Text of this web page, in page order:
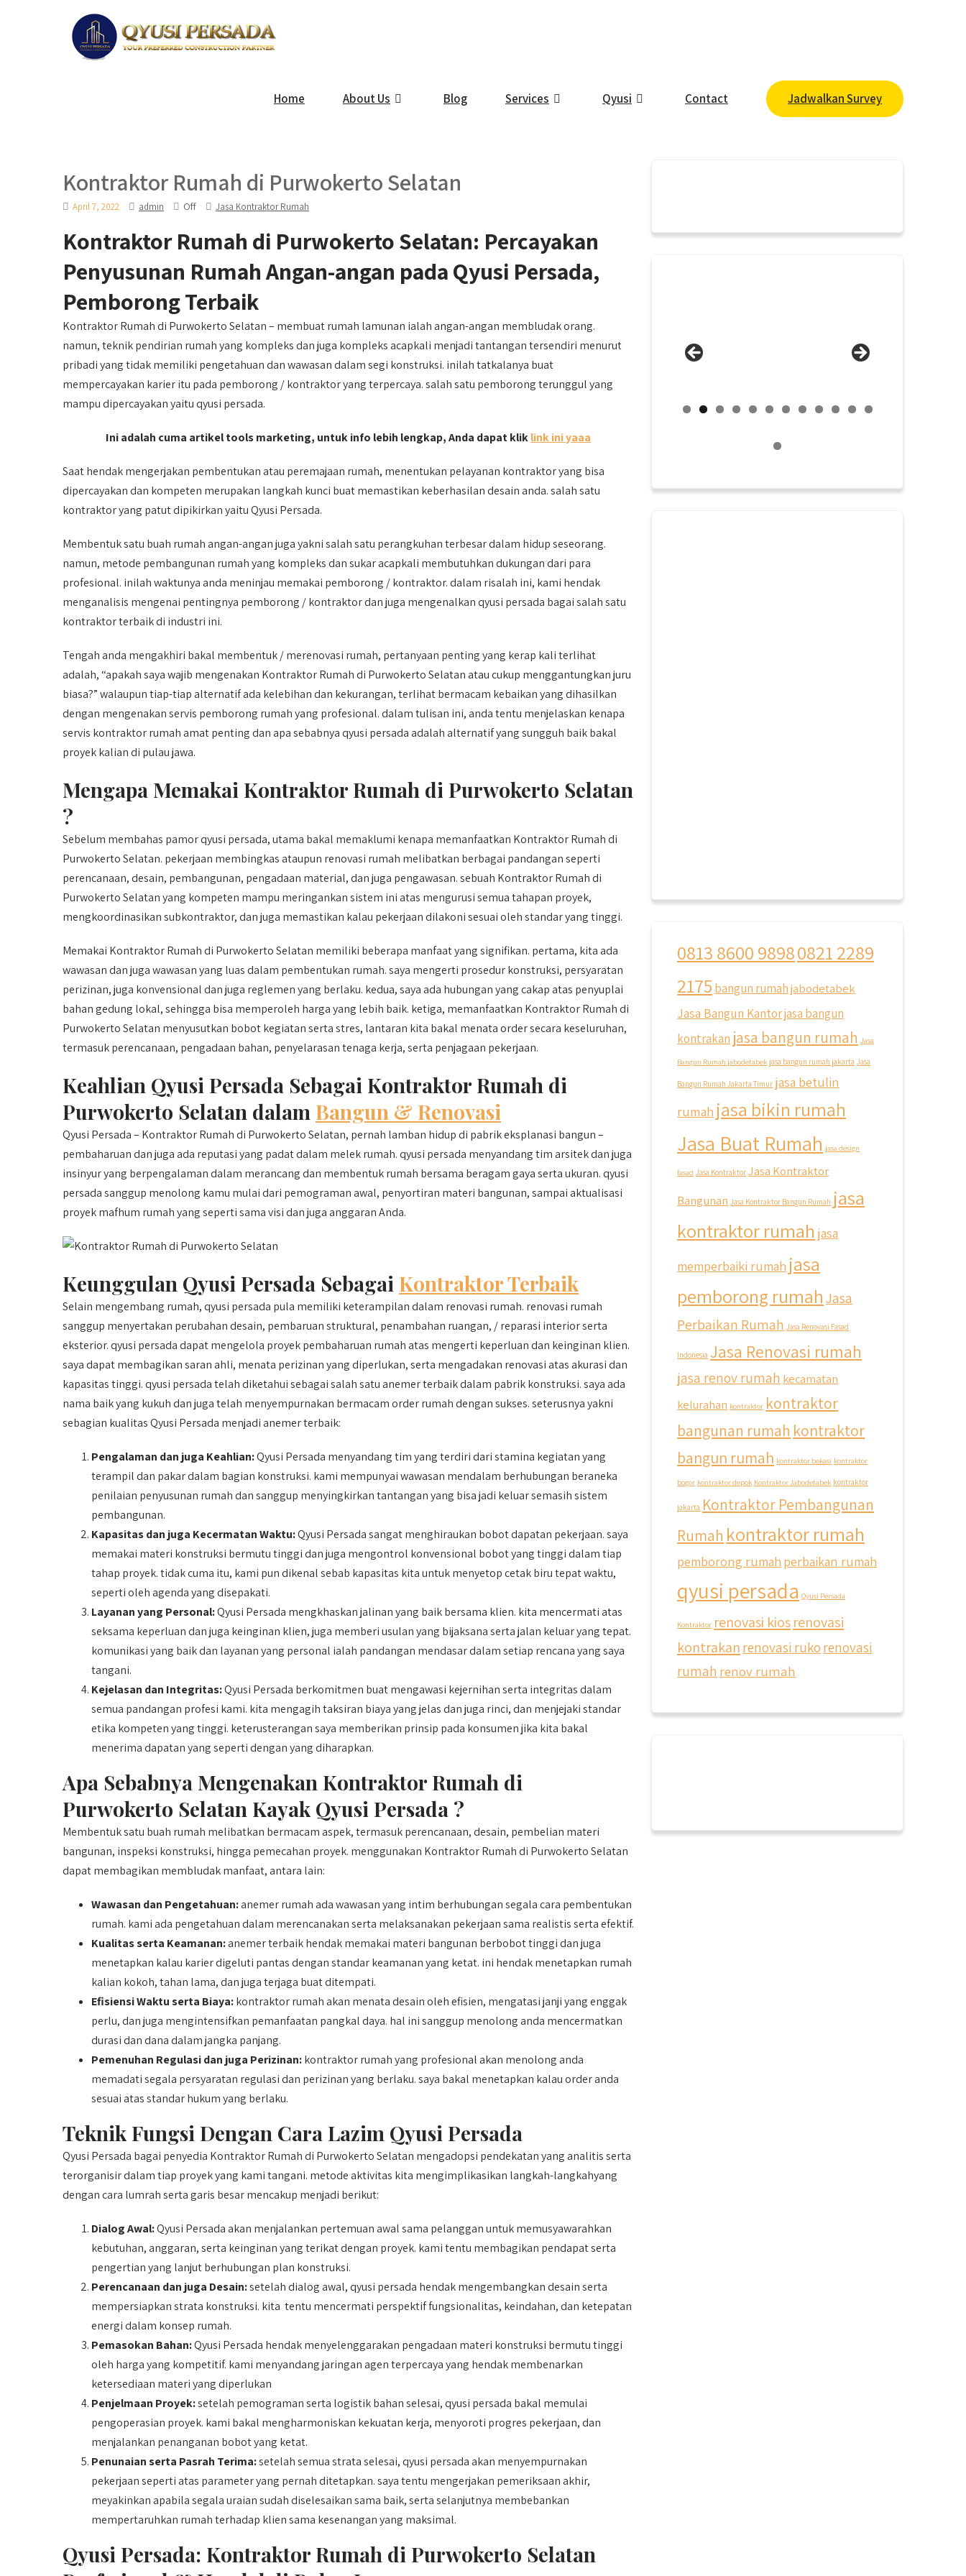
Home About Us Blog Services Qyusi Contact Jadwalkan Survey
Kontraktor Rumah di Purwokerto Selatan
April 7, 2022 admin Off Jasa Kontraktor Rumah
Kontraktor Rumah di Purwokerto Selatan: Percayakan
Penyusunan Rumah Angan-angan pada Qyusi Persada,
Pemborong Terbaik
Kontraktor Rumah di Purwokerto Selatan – membuat rumah lamunan ialah angan-angan membludak orang.
namun, teknik pendirian rumah yang kompleks dan juga kompleks acapkali menjadi tantangan tersendiri menurut
pribadi yang tidak memiliki pengetahuan dan wawasan dalam segi konstruksi. inilah tatkalanya buat
mempercayakan karier itu pada pemborong / kontraktor yang terpercaya. salah satu pemborong terunggul yang
mampu dipercayakan yaitu qyusi persada.
Ini adalah cuma artikel tools marketing, untuk info lebih lengkap, Anda dapat kliklink ini yaaa
Saat hendak mengerjakan pembentukan atau peremajaan rumah, menentukan pelayanan kontraktor yang bisa
dipercayakan dan kompeten merupakan langkah kunci buat memastikan keberhasilan desain anda. salah satu
kontraktor yang patut dipikirkan yaitu Qyusi Persada.
Membentuk satu buah rumah angan-angan juga yakni salah satu perangkuhan terbesar dalam hidup seseorang.
namun, metode pembangunan rumah yang kompleks dan sukar acapkali membutuhkan dukungan dari para
profesional. inilah waktunya anda meninjau memakai pemborong / kontraktor. dalam risalah ini, kami hendak
menganalisis mengenai pentingnya pemborong / kontraktor dan juga mengenalkan qyusi persada bagai salah satu
kontraktor terbaik di industri ini.
Tengah anda mengakhiri bakal membentuk / merenovasi rumah, pertanyaan penting yang kerap kali terlihat
adalah, “apakah saya wajib mengenakan Kontraktor Rumah di Purwokerto Selatan atau cukup menggantungkan juru
biasa?” walaupun tiap-tiap alternatif ada kelebihan dan kekurangan, terlihat bermacam kebaikan yang dihasilkan
dengan mengenakan servis pemborong rumah yang profesional. dalam tulisan ini, anda tentu menjelaskan kenapa
servis kontraktor rumah amat penting dan apa sebabnya qyusi persada adalah alternatif yang sungguh baik bakal
proyek kalian di pulau jawa.
Mengapa Memakai Kontraktor Rumah di Purwokerto Selatan
?
Sebelum membahas pamor qyusi persada, utama bakal memaklumi kenapa memanfaatkan Kontraktor Rumah di
Purwokerto Selatan. pekerjaan membingkas ataupun renovasi rumah melibatkan berbagai pandangan seperti
perencanaan, desain, pembangunan, pengadaan material, dan juga pengawasan. sebuah Kontraktor Rumah di
Purwokerto Selatan yang kompeten mampu meringankan sistem ini atas mengurusi semua tahapan proyek,
mengkoordinasikan subkontraktor, dan juga memastikan kalau pekerjaan dilakoni sesuai oleh standar yang tinggi.
Memakai Kontraktor Rumah di Purwokerto Selatan memiliki beberapa manfaat yang signifikan. pertama, kita ada
wawasan dan juga wawasan yang luas dalam pembentukan rumah. saya mengerti prosedur konstruksi, persyaratan
perizinan, juga konvensional dan juga reglemen yang berlaku. kedua, saya ada hubungan yang cakap atas penyuplai
bahan gedung lokal, sehingga bisa memperoleh harga yang lebih baik. ketiga, memanfaatkan Kontraktor Rumah di
Purwokerto Selatan menyusutkan bobot kegiatan serta stres, lantaran kita bakal menata order secara keseluruhan,
termasuk perencanaan, pengadaan bahan, penyelarasan tenaga kerja, serta penjagaan pekerjaan.
Keahlian Qyusi Persada Sebagai Kontraktor Rumah di
Purwokerto Selatan dalam Bangun & Renovasi
Qyusi Persada – Kontraktor Rumah di Purwokerto Selatan, pernah lamban hidup di pabrik eksplanasi bangun –
pembaharuan dan juga ada reputasi yang padat dalam melek rumah. qyusi persada menyandang tim arsitek dan juga
insinyur yang berpengalaman dalam merancang dan membentuk rumah bersama beragam gaya serta ukuran. qyusi
persada sanggup menolong kamu mulai dari pemograman awal, penyortiran materi bangunan, sampai aktualisasi
proyek mafhum rumah yang seperti sama visi dan juga anggaran Anda.
Keunggulan Qyusi Persada Sebagai Kontraktor Terbaik
Selain mengembang rumah, qyusi persada pula memiliki keterampilan dalam renovasi rumah. renovasi rumah
sanggup menyertakan perubahan desain, pembaruan struktural, penambahan ruangan, / reparasi interior serta
eksterior. qyusi persada dapat mengelola proyek pembaharuan rumah atas mengerti keperluan dan keinginan klien.
saya dapat membagikan saran ahli, menata perizinan yang diperlukan, serta mengadakan renovasi atas akurasi dan
kapasitas tinggi. qyusi persada telah diketahui sebagai salah satu anemer terbaik dalam pabrik konstruksi. saya ada
nama baik yang kukuh dan juga telah menyempurnakan bermacam order rumah dengan sukses. seterusnya yakni
sebagian kualitas Qyusi Persada menjadi anemer terbaik:
Pengalaman dan juga Keahlian:Qyusi Persada menyandang tim yang terdiri dari stamina kegiatan yang
terampil dan pakar dalam bagian konstruksi. kami mempunyai wawasan mendalam berhubungan beraneka
penilaian penyusunan rumah dan sanggup menyingkirkan tantangan yang bisa jadi keluar semasih sistem
pembangunan.
Kapasitas dan juga Kecermatan Waktu:Qyusi Persada sangat menghiraukan bobot dapatan pekerjaan. saya
memakai materi konstruksi bermutu tinggi dan juga mengontrol konvensional bobot yang tinggi dalam tiap
tahap proyek. tidak cuma itu, kami pun dikenal sebab kapasitas kita untuk menyetop cetak biru tepat waktu,
seperti oleh agenda yang disepakati.
Layanan yang Personal:Qyusi Persada mengkhaskan jalinan yang baik bersama klien. kita mencermati atas
seksama keperluan dan juga keinginan klien, juga memberi usulan yang bijaksana serta jalan keluar yang tepat.
komunikasi yang baik dan layanan yang personal ialah pandangan mendasar dalam setiap rencana yang saya
tangani.
Kejelasan dan Integritas:Qyusi Persada berkomitmen buat mengawasi kejernihan serta integritas dalam
semua pandangan profesi kami. kita mengagih taksiran biaya yang jelas dan juga rinci, dan menjejaki standar
etika kompeten yang tinggi. keterusterangan saya memberikan prinsip pada konsumen jika kita bakal
menerima dapatan yang seperti dengan yang diharapkan.
Apa Sebabnya Mengenakan Kontraktor Rumah di
Purwokerto Selatan Kayak Qyusi Persada ?
Membentuk satu buah rumah melibatkan bermacam aspek, termasuk perencanaan, desain, pembelian materi
bangunan, inspeksi konstruksi, hingga pemecahan proyek. menggunakan Kontraktor Rumah di Purwokerto Selatan
dapat membagikan membludak manfaat, antara lain:
Wawasan dan Pengetahuan:anemer rumah ada wawasan yang intim berhubungan segala cara pembentukan
rumah. kami ada pengetahuan dalam merencanakan serta melaksanakan pekerjaan sama realistis serta efektif.
Kualitas serta Keamanan:anemer terbaik hendak memakai materi bangunan berbobot tinggi dan juga
menetapkan kalau karier digeluti pantas dengan standar keamanan yang ketat. ini hendak menetapkan rumah
kalian kokoh, tahan lama, dan juga terjaga buat ditempati.
Efisiensi Waktu serta Biaya:kontraktor rumah akan menata desain oleh efisien, mengatasi janji yang enggak
perlu, dan juga mengintensifkan pemanfaatan pangkal daya. hal ini sanggup menolong anda mencermatkan
durasi dan dana dalam jangka panjang.
Pemenuhan Regulasi dan juga Perizinan:kontraktor rumah yang profesional akan menolong anda
memadati segala persyaratan regulasi dan perizinan yang berlaku. saya bakal menetapkan kalau order anda
sesuai atas standar hukum yang berlaku.
Teknik Fungsi Dengan Cara Lazim Qyusi Persada
Qyusi Persada bagai penyedia Kontraktor Rumah di Purwokerto Selatan mengadopsi pendekatan yang analitis serta
terorganisir dalam tiap proyek yang kami tangani. metode aktivitas kita mengimplikasikan langkah-langkahyang
dengan cara lumrah serta garis besar mencakup menjadi berikut:
Dialog Awal:Qyusi Persada akan menjalankan pertemuan awal sama pelanggan untuk memusyawarahkan
kebutuhan, anggaran, serta keinginan yang terikat dengan proyek. kami tentu membagikan pendapat serta
pengertian yang lanjut berhubungan plan konstruksi.
Perencanaan dan juga Desain:setelah dialog awal, qyusi persada hendak mengembangkan desain serta
mempersiapkan strata konstruksi. kita tentu mencermati perspektif fungsionalitas, keindahan, dan ketepatan
energi dalam konsep rumah.
Pemasokan Bahan:Qyusi Persada hendak menyelenggarakan pengadaan materi konstruksi bermutu tinggi
oleh harga yang kompetitif. kami menyandang jaringan agen terpercaya yang hendak membenarkan
ketersediaan materi yang diperlukan
Penjelmaan Proyek:setelah pemograman serta logistik bahan selesai, qyusi persada bakal memulai
pengoperasian proyek. kami bakal mengharmoniskan kekuatan kerja, menyoroti progres pekerjaan, dan
menjalankan penanganan bobot yang ketat.
Penunaian serta Pasrah Terima:setelah semua strata selesai, qyusi persada akan menyempurnakan
pekerjaan seperti atas parameter yang pernah ditetapkan. saya tentu mengerjakan pemeriksaan akhir,
meyakinkan apabila segala uraian sudah diselesaikan sama baik, serta selanjutnya membebankan
mempertaruhkan rumah terhadap klien sama kesenangan yang maksimal.
Qyusi Persada: Kontraktor Rumah di Purwokerto Selatan
0813 8600 98980821 2289
2175 bangun rumahjabodetabek
Jasa Bangun Kantorjasa bangun
kontrakan jasa bangun rumah Jasa
Bangun Rumah jabodetabek jasa bangun rumah jakarta Jasa
Bangun Rumah Jakarta Timur jasa betulin
rumah jasa bikin rumah
Jasa Buat Rumah jasa design
fasad Jasa Kontraktor Jasa Kontraktor
Bangunan Jasa Kontraktor Bangun Rumah jasa
kontraktor rumah jasa
memperbaiki rumah jasa
pemborong rumahJasa
Perbaikan Rumah Jasa Renovasi Fasad
Indonesia Jasa Renovasi rumah
jasa renov rumah kecamatan
kelurahan kontraktor kontraktor
bangunan rumah kontraktor
bangun rumah kontraktor bekasi kontraktor
bogor kontraktor depok Kontraktor Jabodetabek kontraktor
jakarta Kontraktor Pembangunan
Rumah kontraktor rumah
pemborong rumah perbaikan rumah
qyusi persada Qyusi Persada
Kontraktor renovasi kiosrenovasi
kontrakanrenovasi ruko renovasi
rumah renov rumah